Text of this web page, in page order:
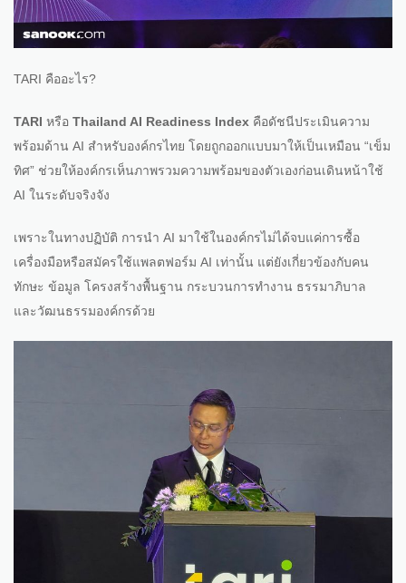
TARI คืออะไร?
TARI หรือ Thailand AI Readiness Index คือดัชนีประเมินความ
พร้อมด้าน AI สำหรับองค์กรไทย โดยถูกออกแบบมาให้เป็นเหมือน “เข็ม
ทิศ” ช่วยให้องค์กรเห็นภาพรวมความพร้อมของตัวเองก่อนเดินหน้าใช้
AI ในระดับจริงจัง
เพราะในทางปฏิบัติ การนำ AI มาใช้ในองค์กรไม่ได้จบแค่การซื้อ
เครื่องมือหรือสมัครใช้แพลตฟอร์ม AI เท่านั้น แต่ยังเกี่ยวข้องกับคน
ทักษะ ข้อมูล โครงสร้างพื้นฐาน กระบวนการทำงาน ธรรมาภิบาล
และวัฒนธรรมองค์กรด้วย